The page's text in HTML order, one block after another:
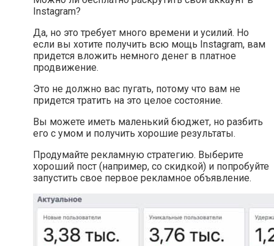
Instagram?
Да, но это требует много времени и усилий. Но
если вы хотите получить всю мощь Instagram, вам
придется вложить немного денег в платное
продвижение.
Это не должно вас пугать, потому что вам не
придется тратить на это целое состояние.
Вы можете иметь маленький бюджет, но разбить
его с умом и получить хорошие результаты.
Продумайте рекламную стратегию. Выберите
хороший пост (например, со скидкой) и попробуйте
запустить свое первое рекламное объявление.